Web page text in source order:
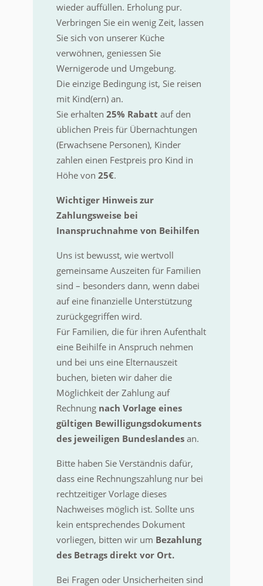
wieder auffüllen. Erholung pur.
Verbringen Sie ein wenig Zeit, lassen
Sie sich von unserer Küche
verwöhnen, geniessen Sie
Wernigerode und Umgebung.
Die einzige Bedingung ist, Sie reisen
mit Kind(ern) an.
Sie erhalten 25% Rabatt auf den
üblichen Preis für Übernachtungen
(Erwachsene Personen), Kinder
zahlen einen Festpreis pro Kind in
Höhe von 25€.
Wichtiger Hinweis zur
Zahlungsweise bei
Inanspruchnahme von Beihilfen
Uns ist bewusst, wie wertvoll
gemeinsame Auszeiten für Familien
sind – besonders dann, wenn dabei
auf eine finanzielle Unterstützung
zurückgegriffen wird.
Für Familien, die für ihren Aufenthalt
eine Beihilfe in Anspruch nehmen
und bei uns eine Elternauszeit
buchen, bieten wir daher die
Möglichkeit der Zahlung auf
Rechnung nach Vorlage eines
gültigen Bewilligungsdokuments
des jeweiligen Bundeslandesan.
Bitte haben Sie Verständnis dafür,
dass eine Rechnungszahlung nur bei
rechtzeitiger Vorlage dieses
Nachweises möglich ist. Sollte uns
kein entsprechendes Dokument
vorliegen, bitten wir um Bezahlung
des Betrags direkt vor Ort.
Bei Fragen oder Unsicherheiten sind